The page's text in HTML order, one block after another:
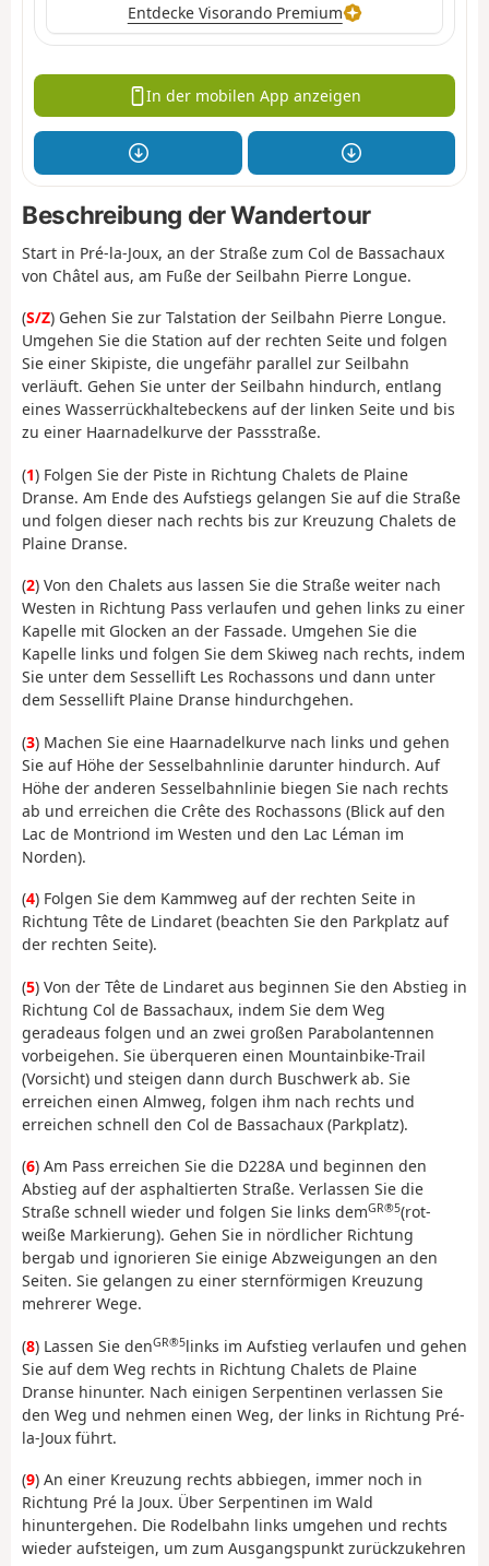
Entdecke Visorando Premium
In der mobilen App anzeigen
Beschreibung der Wandertour
Start in Pré-la-Joux, an der Straße zum Col de Bassachaux
von Châtel aus, am Fuße der Seilbahn Pierre Longue.
(S/Z) Gehen Sie zur Talstation der Seilbahn Pierre Longue.
Umgehen Sie die Station auf der rechten Seite und folgen
Sie einer Skipiste, die ungefähr parallel zur Seilbahn
verläuft. Gehen Sie unter der Seilbahn hindurch, entlang
eines Wasserrückhaltebeckens auf der linken Seite und bis
zu einer Haarnadelkurve der Passstraße.
(1) Folgen Sie der Piste in Richtung Chalets de Plaine
Dranse. Am Ende des Aufstiegs gelangen Sie auf die Straße
und folgen dieser nach rechts bis zur Kreuzung Chalets de
Plaine Dranse.
(2) Von den Chalets aus lassen Sie die Straße weiter nach
Westen in Richtung Pass verlaufen und gehen links zu einer
Kapelle mit Glocken an der Fassade. Umgehen Sie die
Kapelle links und folgen Sie dem Skiweg nach rechts, indem
Sie unter dem Sessellift Les Rochassons und dann unter
dem Sessellift Plaine Dranse hindurchgehen.
(3) Machen Sie eine Haarnadelkurve nach links und gehen
Sie auf Höhe der Sesselbahnlinie darunter hindurch. Auf
Höhe der anderen Sesselbahnlinie biegen Sie nach rechts
ab und erreichen die Crête des Rochassons (Blick auf den
Lac de Montriond im Westen und den Lac Léman im
Norden).
(4) Folgen Sie dem Kammweg auf der rechten Seite in
Richtung Tête de Lindaret (beachten Sie den Parkplatz auf
der rechten Seite).
(5) Von der Tête de Lindaret aus beginnen Sie den Abstieg in
Richtung Col de Bassachaux, indem Sie dem Weg
geradeaus folgen und an zwei großen Parabolantennen
vorbeigehen. Sie überqueren einen Mountainbike-Trail
(Vorsicht) und steigen dann durch Buschwerk ab. Sie
erreichen einen Almweg, folgen ihm nach rechts und
erreichen schnell den Col de Bassachaux (Parkplatz).
(6) Am Pass erreichen Sie die D228A und beginnen den
Abstieg auf der asphaltierten Straße. Verlassen Sie die
Straße schnell wieder und folgen Sie links demGR®5(rot-
weiße Markierung). Gehen Sie in nördlicher Richtung
bergab und ignorieren Sie einige Abzweigungen an den
Seiten. Sie gelangen zu einer sternförmigen Kreuzung
mehrerer Wege.
(8) Lassen Sie denGR®5links im Aufstieg verlaufen und gehen
Sie auf dem Weg rechts in Richtung Chalets de Plaine
Dranse hinunter. Nach einigen Serpentinen verlassen Sie
den Weg und nehmen einen Weg, der links in Richtung Pré-
la-Joux führt.
(9) An einer Kreuzung rechts abbiegen, immer noch in
Richtung Pré la Joux. Über Serpentinen im Wald
hinuntergehen. Die Rodelbahn links umgehen und rechts
wieder aufsteigen, um zum Ausgangspunkt zurückzukehren